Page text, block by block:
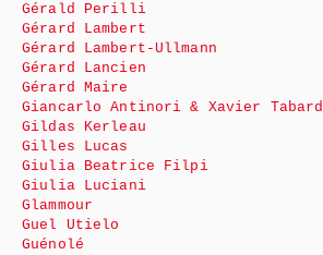
Gérald Perilli
Gérard Lambert
Gérard Lambert-Ullmann
Gérard Lancien
Gérard Maire
Giancarlo Antinori & Xavier Tabard
Gildas Kerleau
Gilles Lucas
Giulia Beatrice Filpi
Giulia Luciani
Glammour
Guel Utielo
Guénolé